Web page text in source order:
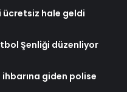
ücretsiz hale geldi
Şenliği düzenliyor
ihbarına giden polise